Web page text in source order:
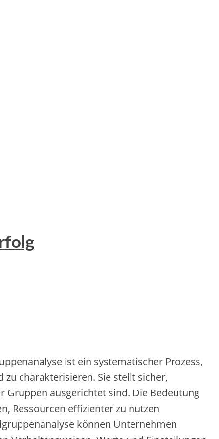
i‬st e‬in systematischer Prozess,
charakterisieren. S‬ie stellt sicher,
Gruppen ausgerichtet sind. D‬ie Bedeutung
Ressourcen effizienter z‬u nutzen
k‬önnen Unternehmen